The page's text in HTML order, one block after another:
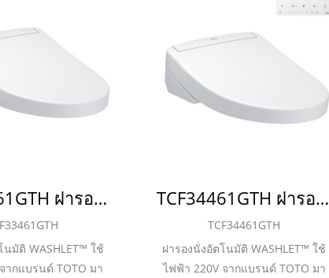
TCF33461GTH ฝารองนั่งอัตโนมัติ Washlet พร้อมระบบฉีดชำระในตัว รุ่น S2
นมัติ WASHLET™ ใช้
ากแบรนด์ TOTO มา
TCF34461GTH ฝารองนั่งอัตโนมัติ Washlet พร้อมระบบฉีดชำระในตัว รุ่น S5
TCF34461GTH
ฝารองนั่งอัตโนมัติ WASHLET™ ใช้
ไฟฟ้า 220V จากแบรนด์ TOTO มา